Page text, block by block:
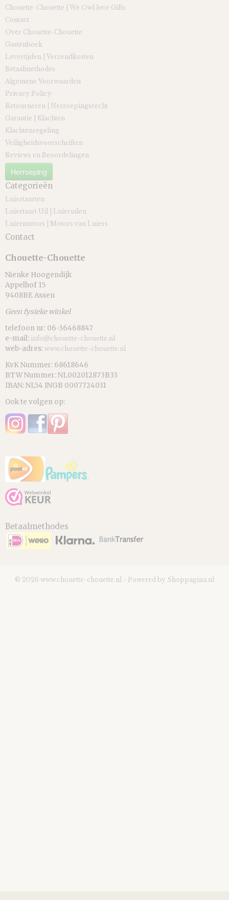
Chouette-Chouette | We Owl love Gifts
Contact
Over Chouette-Chouette
Gastenboek
Levertijden | Verzendkosten
Betaalmethodes
Algemene Voorwaarden
Privacy Policy
Retourneren | Herroepingsrecht
Garantie | Klachten
Klachtenregeling
Veiligheidsvoorschriften
Reviews en Beoordelingen
Herroeping
Categorieën
Luiertaarten
Luiertaart Uil | Luieruilen
Luiermotors | Motors van Luiers
Contact
Chouette-Chouette
Nienke Hoogendijk
Appelhof 15
9408BE Assen
Geen fysieke winkel
telefoon nr: 06-36468847
e-mail: info@chouette-chouette.nl
web-adres: www.chouette-chouette.nl
KvK Nummer: 68618646
BTW Nummer: NL002012873B33
IBAN: NL54 INGB 0007724031
Ook te volgen op:
Betaalmethodes
© 2026 www.chouette-chouette.nl - Powered by Shoppagina.nl